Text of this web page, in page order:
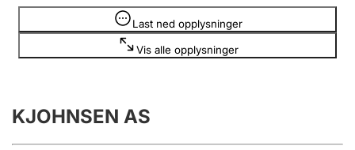
Registrere, endre, slette
Årsregnskap
Innsending og forsinkelsesgebyr
Last ned opplysninger
Vis alle opplysninger
Opplysninger er skjult
KJOHNSEN AS